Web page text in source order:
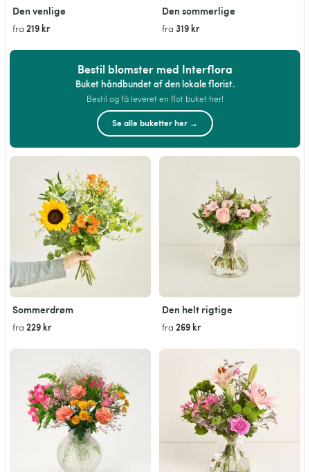
Den venlige
fra 219 kr
Den sommerlige
fra 319 kr
Bestil blomster med Interflora
Buket håndbundet af den lokale florist.
Bestil og få leveret en flot buket her!
Se alle buketter her →
Sommerdrøm
fra 229 kr
Den helt rigtige
fra 269 kr